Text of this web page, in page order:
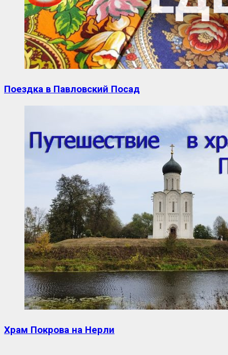
Поездка в Павловский Посад
Храм Покрова на Нерли